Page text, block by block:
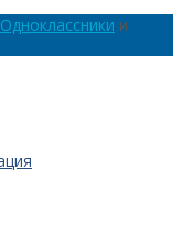
Одноклассники и